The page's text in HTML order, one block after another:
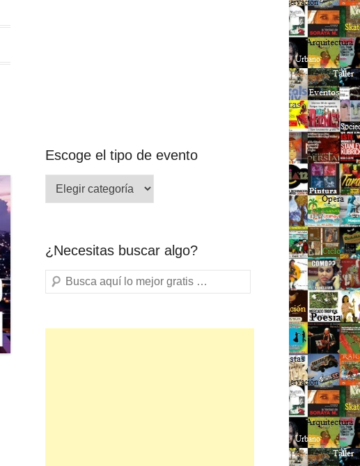
Escoge el tipo de evento
¿Necesitas buscar algo?
Buscar